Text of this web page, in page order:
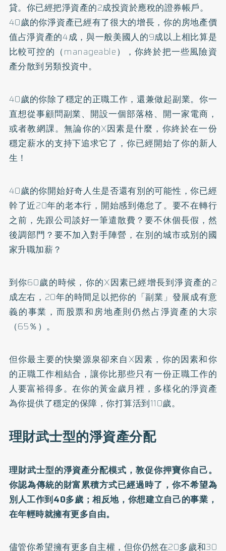
貸。你已經把淨資產的2成投資於應稅的證券帳戶。
40歲的你淨資產已經有了很大的增長，你的房地產價
值占淨資產的4成，與一般美國人的9成以上相比算是
比較可控的（manageable），你終於把一些風險資
產分散到另類投資中。
40歲的你除了穩定的正職工作，還兼做起副業。你一
直想從事顧問副業、開設一個部落格、開一家電商，
或者教網課。無論你的X因素是什麼，你終於在一份
穩定薪水的支持下追求它了，你已經開始了你的新人
生！
40歲的你開始好奇人生是否還有別的可能性，你已經
幹了近20年的老本行，開始感到倦怠了。要不在轉行
之前，先跟公司談好一筆遣散費？要不休個長假，然
後調部門？要不加入對手陣營，在別的城市或別的國
家升職加薪？
到你60歲的時候，你的X因素已經增長到淨資產的2
成左右，20年的時間足以把你的「副業」發展成有意
義的事業，而股票和房地產則仍然占淨資產的大宗
（65％）。
但你最主要的快樂源泉卻來自X因素，你的因素和你
的正職工作相結合，讓你比那些只有一份正職工作的
人要富裕得多。在你的黃金歲月裡，多樣化的淨資產
為你提供了穩定的保障，你打算活到110歲。
理財武士型的淨資產分配
理財武士型的淨資產分配模式，敦促你押寶你自己。
你認為傳統的財富累積方式已經過時了，你不希望為
別人工作到40多歲；相反地，你想建立自己的事業，
在年輕時就擁有更多自由。
儘管你希望擁有更多自主權，但你仍然在20多歲和30